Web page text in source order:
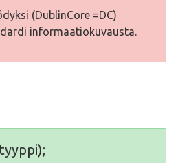
(DublinCore =DC)
informaatiokuvausta.